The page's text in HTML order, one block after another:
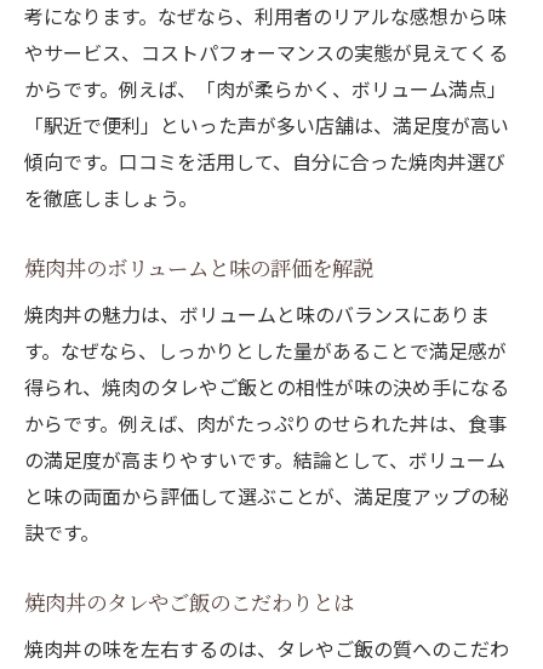
考になります。なぜなら、利用者のリアルな感想から味
やサービス、コストパフォーマンスの実態が見えてくる
からです。例えば、「肉が柔らかく、ボリューム満点」
「駅近で便利」といった声が多い店舗は、満足度が高い
傾向です。口コミを活用して、自分に合った焼肉丼選び
を徹底しましょう。
焼肉丼のボリュームと味の評価を解説
焼肉丼の魅力は、ボリュームと味のバランスにありま
す。なぜなら、しっかりとした量があることで満足感が
得られ、焼肉のタレやご飯との相性が味の決め手になる
からです。例えば、肉がたっぷりのせられた丼は、食事
の満足度が高まりやすいです。結論として、ボリューム
と味の両面から評価して選ぶことが、満足度アップの秘
訣です。
焼肉丼のタレやご飯のこだわりとは
焼肉丼の味を左右するのは、タレやご飯の質へのこだわ